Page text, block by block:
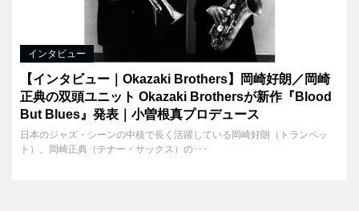
インタビュー
【インタビュー｜Okazaki Brothers】岡崎好朗／岡崎
正典の双頭ユニット Okazaki Brothersが新作『Blood
But Blues』発表｜小曽根真プロデュース
日本のジャズ・シーンの中核で長く活躍している岡崎好朗（トランペッ
ト）、岡崎正典（テナー・サックス）の･･･